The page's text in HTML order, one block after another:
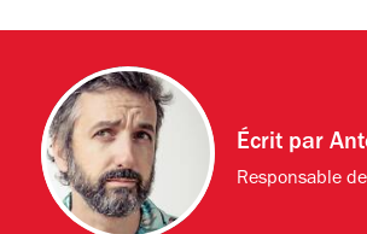
Écrit par
Responsable